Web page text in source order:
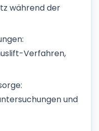
während der
Verfahren,
und